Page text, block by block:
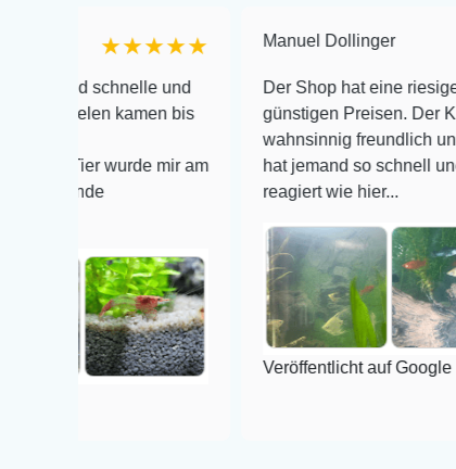
★★★★★
schnelle und
kamen bis
wurde mir am
Manuel Dollinger
Der Shop hat eine riesige Auswahl
günstigen Preisen. Der
wahnsinnig freundlich und
hat jemand so schnell und
reagiert wie hier...
Veröffentlicht auf Google